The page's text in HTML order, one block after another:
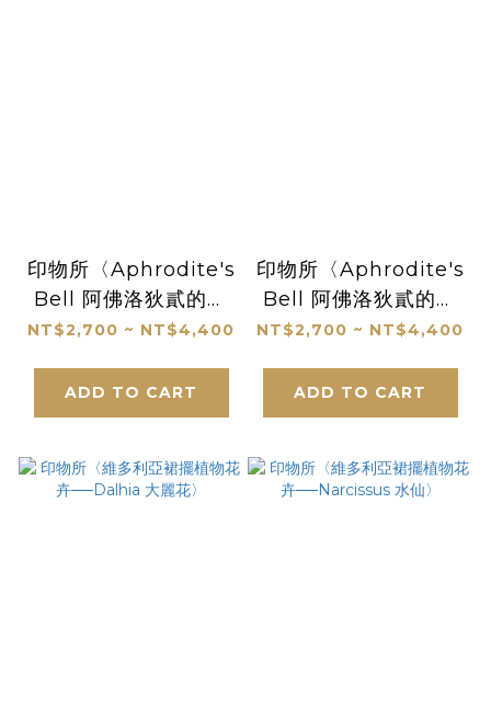
印物所〈Aphrodite's
Bell 阿佛洛狄貳的鈴
鐺 II〉
NT$2,700 ~ NT$4,400
ADD TO CART
印物所〈Aphrodite's
Bell 阿佛洛狄貳的鈴
鐺 I〉
NT$2,700 ~ NT$4,400
ADD TO CART